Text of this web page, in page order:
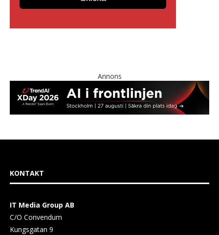
Annons
KONTAKT
IT Media Group AB
C/O Convendum
Kungsgatan 9